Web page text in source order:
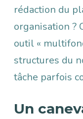
rédaction du
organisation ?
outil «
structures du
tâche parfois
Un